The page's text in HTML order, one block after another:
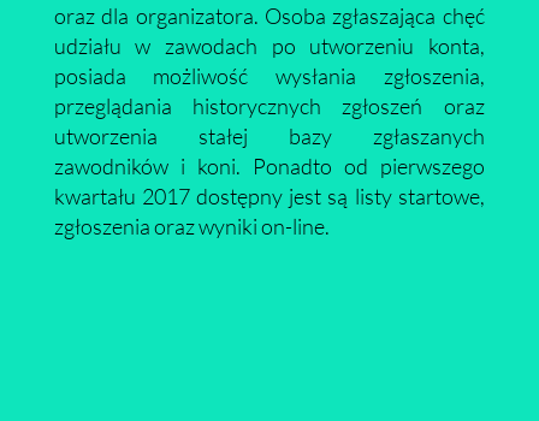
oraz dla organizatora. Osoba zgłaszająca chęć
udziału w zawodach po utworzeniu konta,
posiada możliwość wysłania zgłoszenia,
przeglądania historycznych zgłoszeń oraz
utworzenia stałej bazy zgłaszanych
zawodników i koni. Ponadto od pierwszego
kwartału 2017 dostępny jest są listy startowe,
zgłoszenia oraz wyniki on-line.